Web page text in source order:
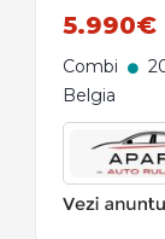
5.990€
Combi
Belgia